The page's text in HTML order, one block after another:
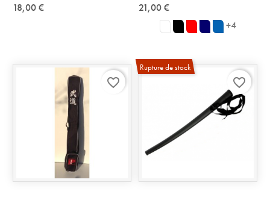
18,00 €
21,00 €
blancnoir rougeMarine
Royal
+4
favorite_border
Rupture de stock
favorite_border